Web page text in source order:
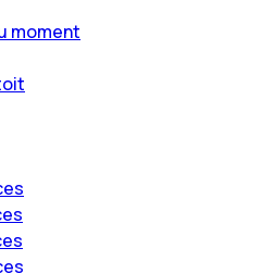
moment